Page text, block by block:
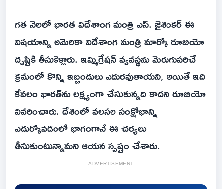
గత నెలలో భారత విదేశాంగ మంత్రి ఎస్. జైశంకర్ ఈ
విషయాన్ని అమెరికా విదేశాంగ మంత్రి మార్కో రూబియో
దృష్టికి తీసుకెళ్లారు. ఇమ్మిగ్రేషన్ వ్యవస్థను మెరుగుపరిచే
క్రమంలో కొన్ని ఇబ్బందులు ఎదురవుతాయని, అయితే ఇది
కేవలం భారత్‌ను లక్ష్యంగా చేసుకున్నది కాదని రూబియో
వివరించారు. దేశంలో వలసల సంక్షోభాన్ని
ఎదుర్కోవడంలో భాగంగానే ఈ చర్యలు
తీసుకుంటున్నామని ఆయన స్పష్టం చేశారు.
ADVERTISEMENT